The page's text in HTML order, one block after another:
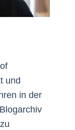
und
in der